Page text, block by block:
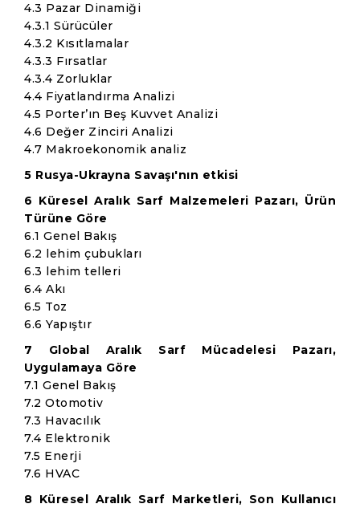
4.3 Pazar Dinamiği
4.3.1 Sürücüler
4.3.2 Kısıtlamalar
4.3.3 Fırsatlar
4.3.4 Zorluklar
4.4 Fiyatlandırma Analizi
4.5 Porter’ın Beş Kuvvet Analizi
4.6 Değer Zinciri Analizi
4.7 Makroekonomik analiz
5 Rusya-Ukrayna Savaşı'nın etkisi
6 Küresel Aralık Sarf Malzemeleri Pazarı, Ürün
Türüne Göre
6.1 Genel Bakış
6.2 lehim çubukları
6.3 lehim telleri
6.4 Akı
6.5 Toz
6.6 Yapıştır
7 Global Aralık Sarf Mücadelesi Pazarı,
Uygulamaya Göre
7.1 Genel Bakış
7.2 Otomotiv
7.3 Havacılık
7.4 Elektronik
7.5 Enerji
7.6 HVAC
8 Küresel Aralık Sarf Marketleri, Son Kullanıcı